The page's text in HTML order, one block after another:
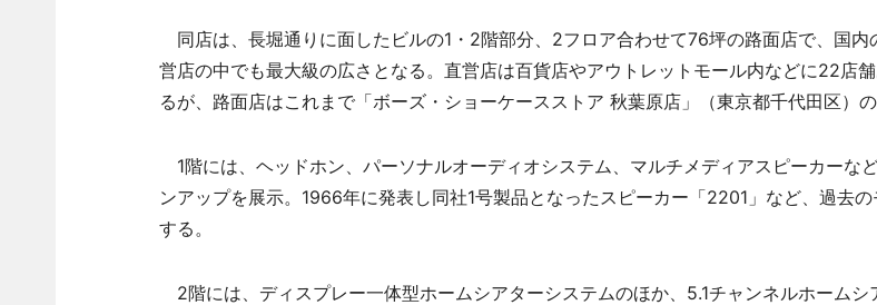
同店は、長堀通りに面したビルの1・2階部分、2フロア合わせて76坪の路面店で、国内
営店の中でも最大級の広さとなる。直営店は百貨店やアウトレットモール内などに22店
るが、路面店はこれまで「ボーズ・ショーケースストア 秋葉原店」（東京都千代田区）の
1階には、ヘッドホン、パーソナルオーディオシステム、マルチメディアスピーカーな
ンアップを展示。1966年に発表し同社1号製品となったスピーカー「2201」など、過去
する。
2階には、ディスプレー一体型ホームシアターシステムのほか、5.1チャンネルホームシ